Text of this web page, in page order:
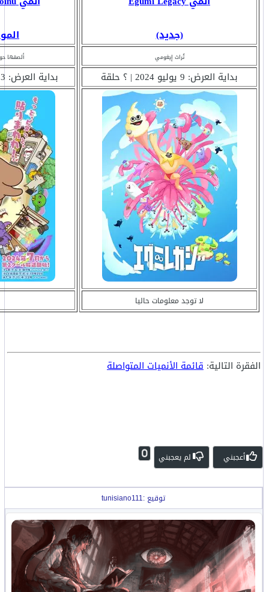
(جديد)
تُراث إيغومي
بداية العرض: 9 يوليو 2024 | ؟ حلقة
لا توجد معلومات حاليا
ألصقها
بداية العرض: 13 يوليو 2024 | ؟ حلقة
الفقرة التالية: قائمة الأنميات المتواصلة
أعجبني لم يعجبني 0
توقيع :tunisiano111